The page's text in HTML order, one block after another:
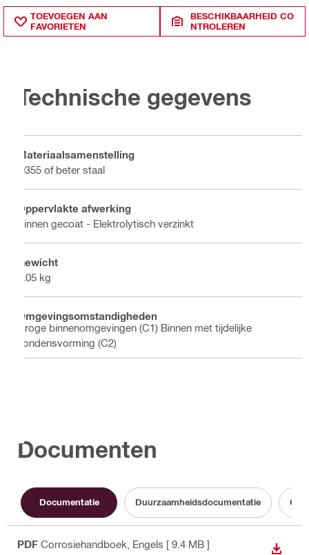
TOEVOEGEN AAN
FAVORIETEN
BESCHIKBAARHEID CO
NTROLEREN
Technische gegevens
Materiaalsamenstelling
Q355 of beter staal
Oppervlakte afwerking
Binnen gecoat - Elektrolytisch verzinkt
Gewicht
0.05 kg
Omgevingsomstandigheden
Droge binnenomgevingen (C1) Binnen met tijdelijke
condensvorming (C2)
Documenten
Documentatie Duurzaamheidsdocumentatie
PDF Corrosiehandboek , Engels [ 9.4 MB ]